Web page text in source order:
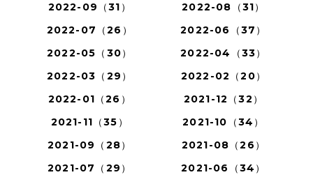
2022-09（31）
2022-08（31）
2022-07（26）
2022-06（37）
2022-05（30）
2022-04（33）
2022-03（29）
2022-02（20）
2022-01（26）
2021-12（32）
2021-11（35）
2021-10（34）
2021-09（28）
2021-08（26）
2021-07（29）
2021-06（34）